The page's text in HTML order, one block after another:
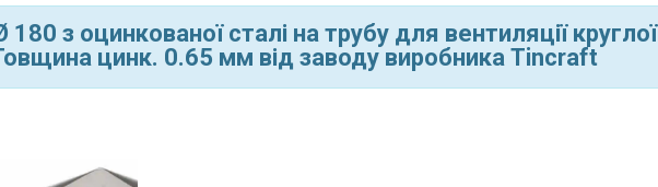
180 з оцинкованої сталі на трубу для вентиляції круглої
цинк. 0.65 мм від заводу виробника Tincraft